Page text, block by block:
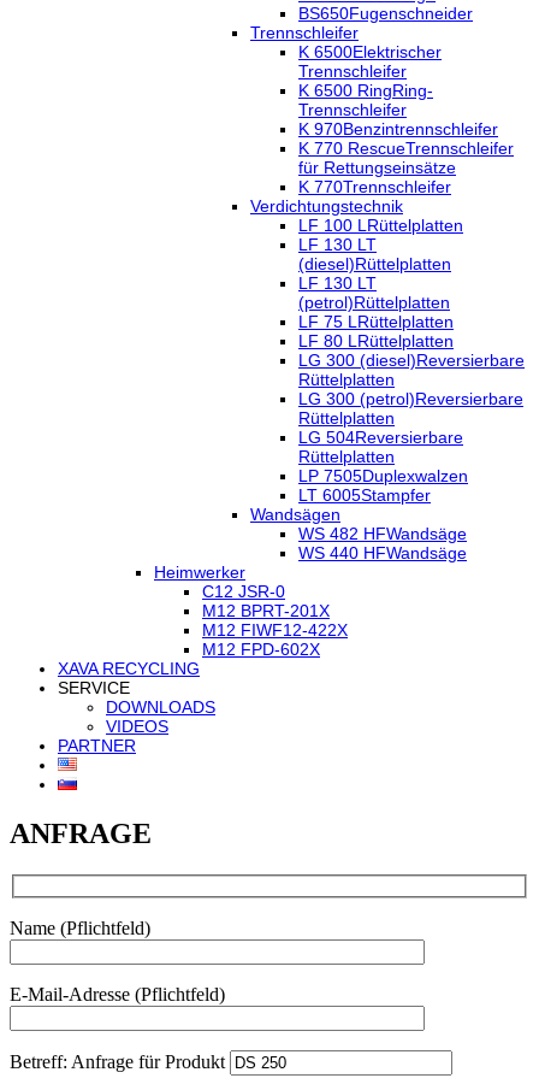
BS650Fugenschneider
Trennschleifer
K 6500Elektrischer
Trennschleifer
K 6500 RingRing-
Trennschleifer
K 970Benzintrennschleifer
K 770 RescueTrennschleifer
für Rettungseinsätze
K 770Trennschleifer
Verdichtungstechnik
LF 100 LRüttelplatten
LF 130 LT
(diesel)Rüttelplatten
LF 130 LT
(petrol)Rüttelplatten
LF 75 LRüttelplatten
LF 80 LRüttelplatten
LG 300 (diesel)Reversierbare
Rüttelplatten
LG 300 (petrol)Reversierbare
Rüttelplatten
LG 504Reversierbare
Rüttelplatten
LP 7505Duplexwalzen
LT 6005Stampfer
Wandsägen
WS 482 HFWandsäge
WS 440 HFWandsäge
Heimwerker
C12 JSR-0
M12 BPRT-201X
M12 FIWF12-422X
M12 FPD-602X
XAVA RECYCLING
SERVICE
DOWNLOADS
VIDEOS
PARTNER
ANFRAGE
Name (Pflichtfeld)
E-Mail-Adresse (Pflichtfeld)
Betreff: Anfrage für Produkt